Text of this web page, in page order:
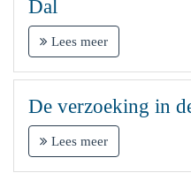
Dal
Lees meer
De verzoeking in
Lees meer